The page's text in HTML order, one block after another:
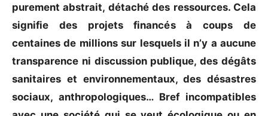
purement abstrait, détaché des ressources. Cela
signifie des projets financés à coups de
centaines de millions sur lesquels il n’y a aucune
transparence ni discussion publique, des dégâts
sanitaires et environnementaux, des désastres
sociaux, anthropologiques… Bref incompatibles